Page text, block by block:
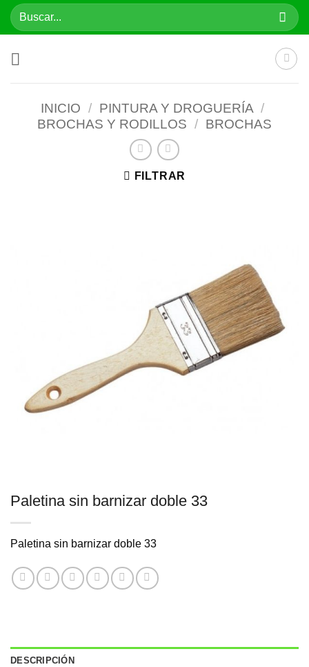
SaltarBuscar
por:
INICIO / PINTURA Y DROGUERÍA /
BROCHAS Y RODILLOS / BROCHAS
FILTRAR
Paletina sin barnizar doble 33
Paletina sin barnizar doble 33
DESCRIPCIÓN